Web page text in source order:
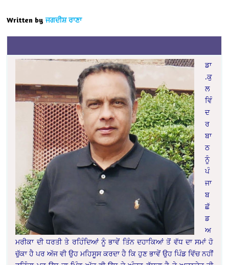
Written by ਜਗਦੀਸ਼ ਰਾਣਾ
ਡਾ
.ਕੁ
ਲ
ਵਿੰ
ਦ
ਰ
ਬਾ
ਠ
ਨੂੰ
ਪੰ
ਜਾ
ਬ
ਛੱ
ਡ
ਅ
ਮਰੀਕਾ ਦੀ ਧਰਤੀ ਤੇ ਰਹਿੰਦਿਆਂ ਨੂੰ ਭਾਵੇਂ ਤਿੰਨ ਦਹਾਕਿਆਂ ਤੋਂ ਵੱਧ ਦਾ ਸਮਾਂ ਹੋ
ਚੁੱਕਾ ਹੈ ਪਰ ਅੱਜ ਵੀ ਉਹ ਮਹਿਸੂਸ ਕਰਦਾ ਹੈ ਕਿ ਹੁਣ ਭਾਵੇਂ ਉਹ ਪਿੰਡ ਵਿੱਚ ਨਹੀਂ